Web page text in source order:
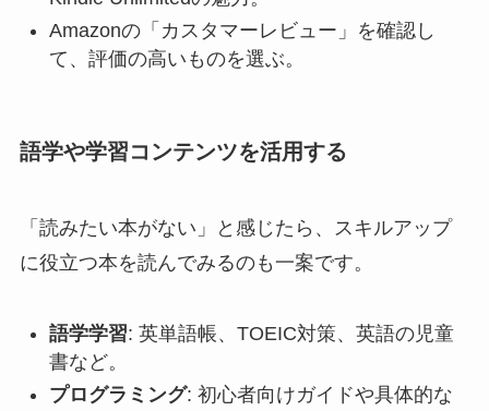
Amazonの「カスタマーレビュー」を確認し
て、評価の高いものを選ぶ。
語学や学習コンテンツを活用する
「読みたい本がない」と感じたら、スキルアップ
に役立つ本を読んでみるのも一案です。
語学学習: 英単語帳、TOEIC対策、英語の児童
書など。
プログラミング: 初心者向けガイドや具体的な